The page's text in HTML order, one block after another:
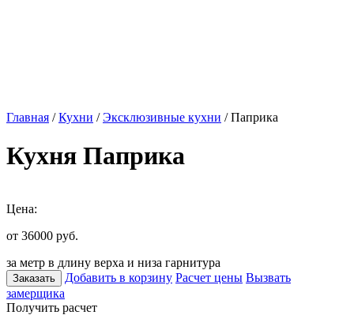
Главная /Кухни /Эксклюзивные кухни / Паприка
Кухня Паприка
Цена:
от 36000 руб.
за метр в длину верха и низа гарнитура
Заказать Добавить в корзину Расчет цены Вызвать
замерщика
Получить расчет